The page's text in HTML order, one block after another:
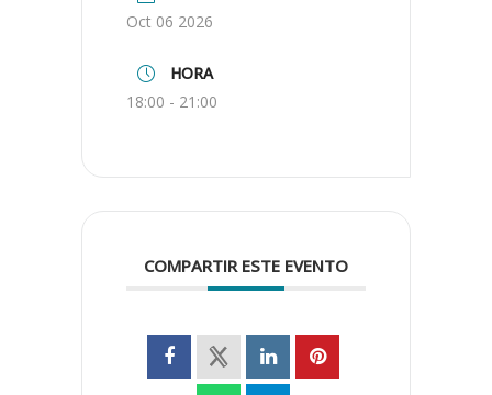
Oct 06 2026
HORA
18:00 - 21:00
COMPARTIR ESTE EVENTO